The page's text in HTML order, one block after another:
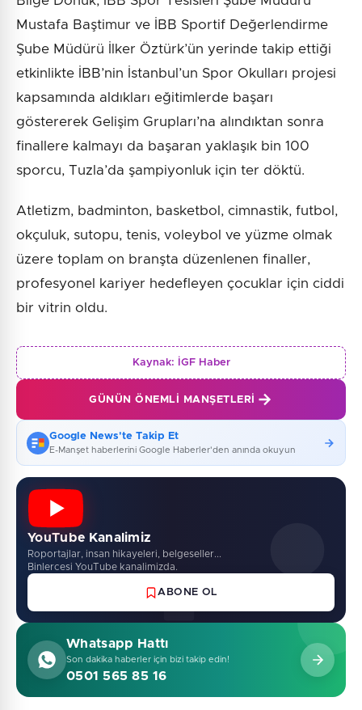
Mustafa Baştimur ve İBB Sportif Değerlendirme
Şube Müdürü İlker Öztürk’ün yerinde takip ettiği
etkinlikte İBB’nin İstanbul’un Spor Okulları projesi
kapsamında aldıkları eğitimlerde başarı
göstererek Gelişim Grupları’na alındıktan sonra
finallere kalmayı da başaran yaklaşık bin 100
sporcu, Tuzla’da şampiyonluk için ter döktü.
Atletizm, badminton, basketbol, cimnastik, futbol,
okçuluk, sutopu, tenis, voleybol ve yüzme olmak
üzere toplam on branşta düzenlenen finaller,
profesyonel kariyer hedefleyen çocuklar için ciddi
bir vitrin oldu.
Kaynak: İGF Haber
GÜNÜN ÖNEMLI MANŞETLERI
Google News'te Takip Et
E-Manşet haberlerini Google Haberler'den anında okuyun
YouTube Kanalimiz
Roportajlar, insan hikayeleri, belgeseller...
Binlercesi YouTube kanalimizda.
ABONE OL
Whatsapp Hattı
Son dakika haberler için bizi takip edin!
0501 565 85 16